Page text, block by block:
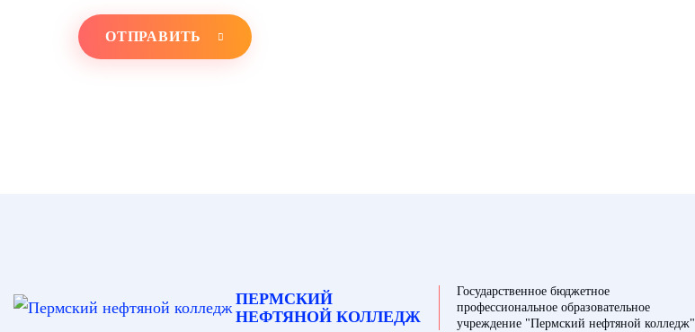
ОТПРАВИТЬ
ПЕРМСКИЙ
НЕФТЯНОЙ КОЛЛЕДЖ
Государственное бюджетное
профессиональное образовательное
учреждение "Пермский нефтяной колледж"